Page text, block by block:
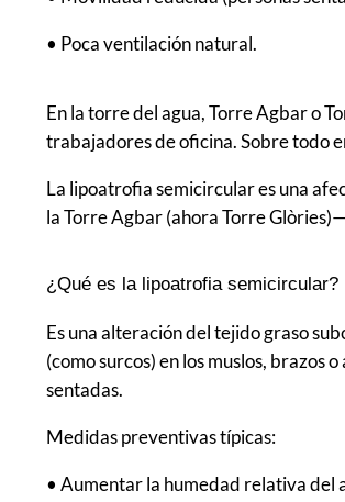
• Poca ventilación natural.
En la torre del agua, Torre Agbar o
trabajadores de oficina. Sobre todo
La lipoatrofia semicircular es una
la Torre Agbar (ahora Torre
¿Qué es la lipoatrofia semicircular?
Es una alteración del tejido graso
(como surcos) en los muslos, brazos
sentadas.
Medidas preventivas típicas:
• Aumentar la humedad relativa del